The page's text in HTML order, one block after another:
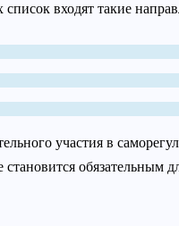
входят такие
участия в
обязательным